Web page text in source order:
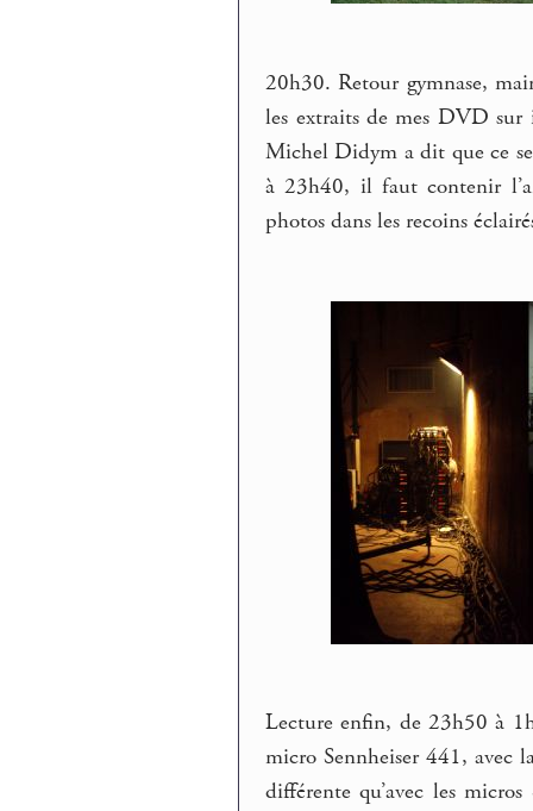
20h30. Retour gymnase,
les extraits de mes DVD
Michel Didym a dit que ce
à 23h40, il faut contenir
photos dans les recoins
Lecture enfin, de 23h50 à
micro Sennheiser 441, avec
différente qu’avec les